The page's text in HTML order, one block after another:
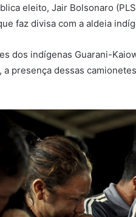
eleito, Jair Bolsonaro
faz divisa com a aldeia
dos indígenas Guarani-
a presença dessas